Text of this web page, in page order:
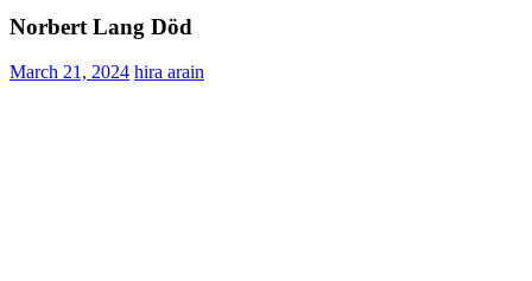
Norbert Lang Död
March 21, 2024 hira arain